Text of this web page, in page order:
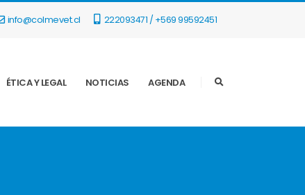
info@colmevet.cl 222093471 / +569 99592451
ÉTICA Y LEGAL NOTICIAS AGENDA